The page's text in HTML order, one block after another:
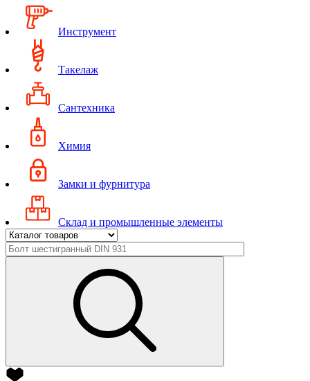
Инструмент
Такелаж
Сантехника
Химия
Замки и фурнитура
Склад и промышленные элементы